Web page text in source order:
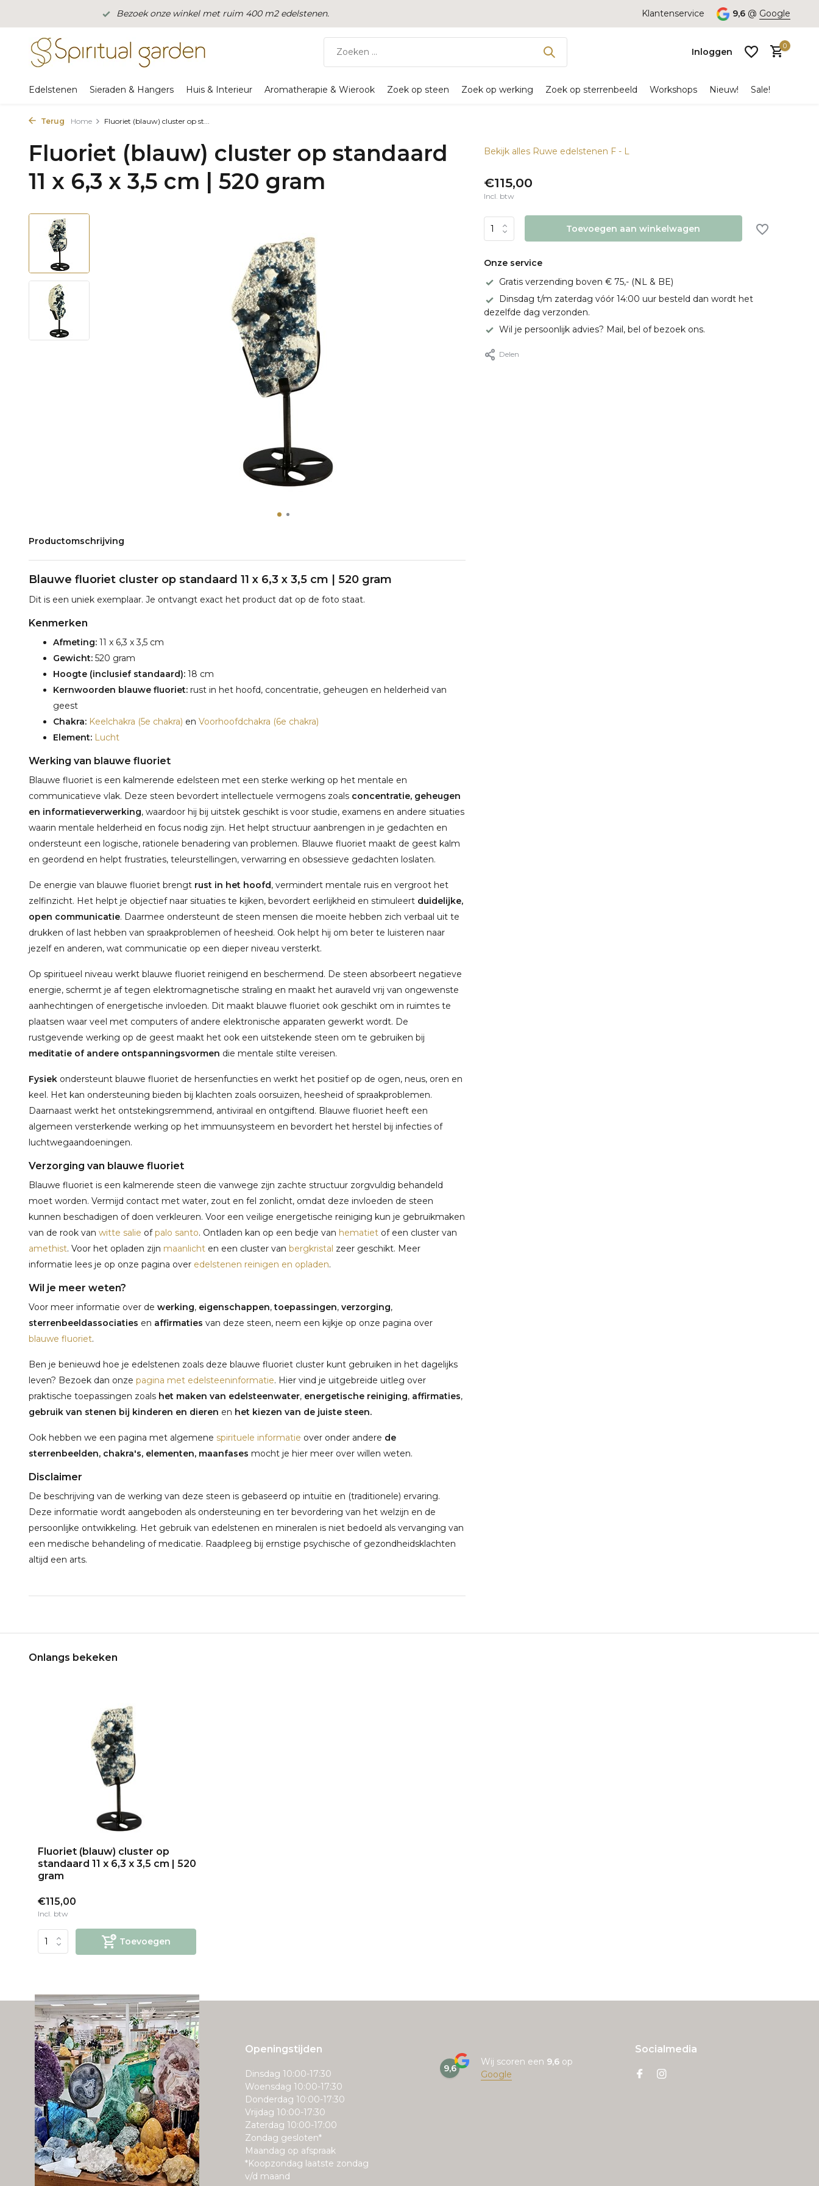
Bezoek onze winkel met ruim 400 m2 edelstenen. Klantenservice 9,6 @ Google
Inloggen
0
Edelstenen Sieraden & Hangers Huis & Interieur Aromatherapie & Wierook Zoek op steen Zoek op werking Zoek op sterrenbeeld Workshops Nieuw! Sale!
Terug Home Fluoriet (blauw) cluster op st...
Fluoriet (blauw) cluster op standaard
11 x 6,3 x 3,5 cm | 520 gram
Productomschrijving
Blauwe fluoriet cluster op standaard 11 x 6,3 x 3,5 cm | 520 gram
Dit is een uniek exemplaar. Je ontvangt exact het product dat op de foto staat.
Kenmerken
Afmeting: 11 x 6,3 x 3,5 cm
Gewicht: 520 gram
Hoogte (inclusief standaard): 18 cm
Kernwoorden blauwe fluoriet: rust in het hoofd, concentratie, geheugen en helderheid van
geest
Chakra: Keelchakra (5e chakra) en Voorhoofdchakra (6e chakra)
Element: Lucht
Werking van blauwe fluoriet
Blauwe fluoriet is een kalmerende edelsteen met een sterke werking op het mentale en
communicatieve vlak. Deze steen bevordert intellectuele vermogens zoals concentratie, geheugen
en informatieverwerking, waardoor hij bij uitstek geschikt is voor studie, examens en andere situaties
waarin mentale helderheid en focus nodig zijn. Het helpt structuur aanbrengen in je gedachten en
ondersteunt een logische, rationele benadering van problemen. Blauwe fluoriet maakt de geest kalm
en geordend en helpt frustraties, teleurstellingen, verwarring en obsessieve gedachten loslaten.
De energie van blauwe fluoriet brengt rust in het hoofd, vermindert mentale ruis en vergroot het
zelfinzicht. Het helpt je objectief naar situaties te kijken, bevordert eerlijkheid en stimuleert duidelijke,
open communicatie. Daarmee ondersteunt de steen mensen die moeite hebben zich verbaal uit te
drukken of last hebben van spraakproblemen of heesheid. Ook helpt hij om beter te luisteren naar
jezelf en anderen, wat communicatie op een dieper niveau versterkt.
Op spiritueel niveau werkt blauwe fluoriet reinigend en beschermend. De steen absorbeert negatieve
energie, schermt je af tegen elektromagnetische straling en maakt het auraveld vrij van ongewenste
aanhechtingen of energetische invloeden. Dit maakt blauwe fluoriet ook geschikt om in ruimtes te
plaatsen waar veel met computers of andere elektronische apparaten gewerkt wordt. De
rustgevende werking op de geest maakt het ook een uitstekende steen om te gebruiken bij
meditatie of andere ontspanningsvormen die mentale stilte vereisen.
Fysiek ondersteunt blauwe fluoriet de hersenfuncties en werkt het positief op de ogen, neus, oren en
keel. Het kan ondersteuning bieden bij klachten zoals oorsuizen, heesheid of spraakproblemen.
Daarnaast werkt het ontstekingsremmend, antiviraal en ontgiftend. Blauwe fluoriet heeft een
algemeen versterkende werking op het immuunsysteem en bevordert het herstel bij infecties of
luchtwegaandoeningen.
Verzorging van blauwe fluoriet
Blauwe fluoriet is een kalmerende steen die vanwege zijn zachte structuur zorgvuldig behandeld
moet worden. Vermijd contact met water, zout en fel zonlicht, omdat deze invloeden de steen
kunnen beschadigen of doen verkleuren. Voor een veilige energetische reiniging kun je gebruikmaken
van de rook van witte salie ofpalo santo. Ontladen kan op een bedje van hematiet of een cluster van
amethist. Voor het opladen zijn maanlicht en een cluster van bergkristal zeer geschikt. Meer
informatie lees je op onze pagina over edelstenen reinigen en opladen.
Wil je meer weten?
Voor meer informatie over de werking, eigenschappen,toepassingen, verzorging,
sterrenbeeldassociaties en affirmaties van deze steen, neem een kijkje op onze pagina over
blauwe fluoriet.
Ben je benieuwd hoe je edelstenen zoals deze blauwe fluoriet cluster kunt gebruiken in het dagelijks
leven? Bezoek dan onze pagina met edelsteeninformatie. Hier vind je uitgebreide uitleg over
praktische toepassingen zoals het maken van edelsteenwater, energetische reiniging, affirmaties,
gebruik van stenen bij kinderen en dieren en het kiezen van de juiste steen.
Ook hebben we een pagina met algemene spirituele informatie over onder andere de
sterrenbeelden, chakra's, elementen, maanfases mocht je hier meer over willen weten.
Disclaimer
De beschrijving van de werking van deze steen is gebaseerd op intuïtie en (traditionele) ervaring.
Deze informatie wordt aangeboden als ondersteuning en ter bevordering van het welzijn en de
persoonlijke ontwikkeling. Het gebruik van edelstenen en mineralen is niet bedoeld als vervanging van
een medische behandeling of medicatie. Raadpleeg bij ernstige psychische of gezondheidsklachten
altijd een arts.
Bekijk alles Ruwe edelstenen F - L
€115,00
Incl. btw
Toevoegen aan winkelwagen
Onze service
Gratis verzending boven € 75,- (NL & BE)
Dinsdag t/m zaterdag vóór 14:00 uur besteld dan wordt het
dezelfde dag verzonden.
Wil je persoonlijk advies? Mail, bel of bezoek ons.
Delen
Onlangs bekeken
Fluoriet (blauw) cluster op
standaard 11 x 6,3 x 3,5 cm | 520
gram
€115,00
Incl. btw
Toevoegen
Openingstijden
Dinsdag 10:00-17:30
Woensdag 10:00-17:30
Donderdag 10:00-17:30
Vrijdag 10:00-17:30
Zaterdag 10:00-17:00
Zondag gesloten*
Maandag op afspraak
*Koopzondag laatste zondag
v/d maand
9,6
Wij scoren een 9,6 op
Google
Socialmedia